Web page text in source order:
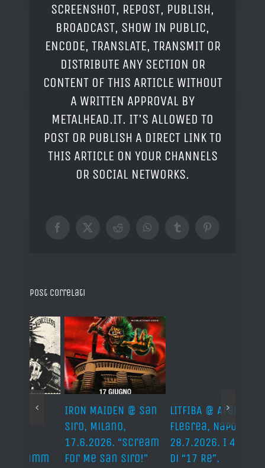
SCREENSHOT, REPOST, PUBLISH,
BROADCAST, SHOW IN PUBLIC,
ENCODE, TRANSLATE, TRANSMIT OR
DISTRIBUTE ANY SECTION OR
CONTENT OF THIS ARTICLE WITHOUT
A WRITTEN APPROVAL BY
METALHEAD.IT. IT'S ALLOWED TO
POST OR PUBLISH A DIRECT LINK TO
THIS ARTICLE ON YOUR CHANNELS
OR SOCIAL NETWORKS.
Facebook
X RedditWhatsAppTumblrPinterest
Post correlati
IRON MAIDEN @ San
Siro, Milano,
17.6.2026. “Scream
For Me San Siro!”
LITFIBA @ Arena
Flegrea, Napoli –
28.7.2026. I 40 anni
di “17 Re”.